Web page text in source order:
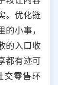
。优化链
小事，
的入口收
都有迹可
交零售环